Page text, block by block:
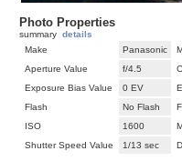
Photo Properties
summary details
Make
Panasonic
Aperture Value
f/4.5
Exposure Bias Value
0 EV
Flash
No Flash
ISO
1600
Shutter Speed Value
1/13 sec